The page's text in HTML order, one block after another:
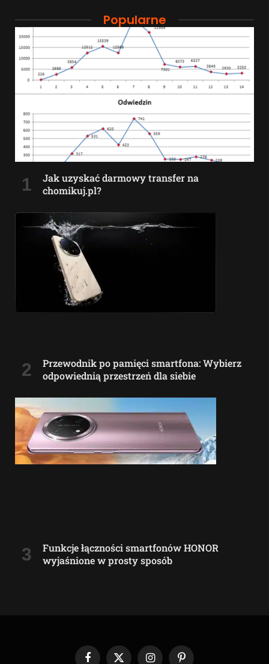
Popularne
Jak uzyskać darmowy transfer na
chomikuj.pl?
Przewodnik po pamięci smartfona: Wybierz
odpowiednią przestrzeń dla siebie
Funkcje łączności smartfonów HONOR
wyjaśnione w prosty sposób